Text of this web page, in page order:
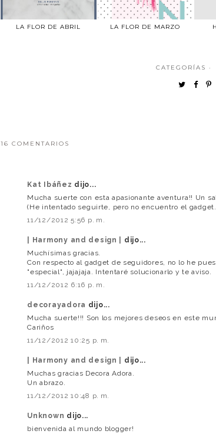
LA FLOR DE ABRIL LA FLOR DE MARZO
CATEGORÍAS ·
16 COMENTARIOS
Kat Ibáñez dijo...
Mucha suerte con esta apasionante aventura!! Un
(He intentado seguirte, pero no encuentro el
11/12/2012 5:56 p. m.
| Harmony and design | dijo...
Muchísimas gracias.
Con respecto al gadget de seguidores, no lo he
"especial", jajajaja. Intentaré solucionarlo y te aviso.
11/12/2012 6:16 p. m.
decorayadora dijo...
Mucha suerte!!! Son los mejores deseos en este
Cariños
11/12/2012 10:25 p. m.
| Harmony and design | dijo...
Muchas gracias Decora Adora.
Un abrazo.
11/12/2012 10:48 p. m.
Unknown dijo...
bienvenida al mundo blogger!